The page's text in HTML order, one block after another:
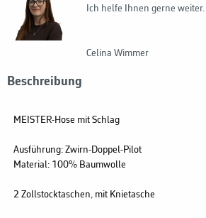
Ich helfe Ihnen gerne weiter.
Celina Wimmer
Beschreibung
MEISTER-Hose mit Schlag
Ausführung: Zwirn-Doppel-Pilot
Material: 100% Baumwolle
2 Zollstocktaschen, mit Knietasche